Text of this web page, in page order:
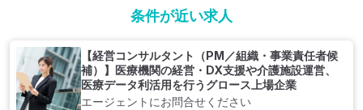
条件が近い求人
【経営コンサルタント（PM／組織・事業責任者候
補）】医療機関の経営・DX支援や介護施設運営、
医療データ利活用を行うグロース上場企業
エージェントにお問合せください